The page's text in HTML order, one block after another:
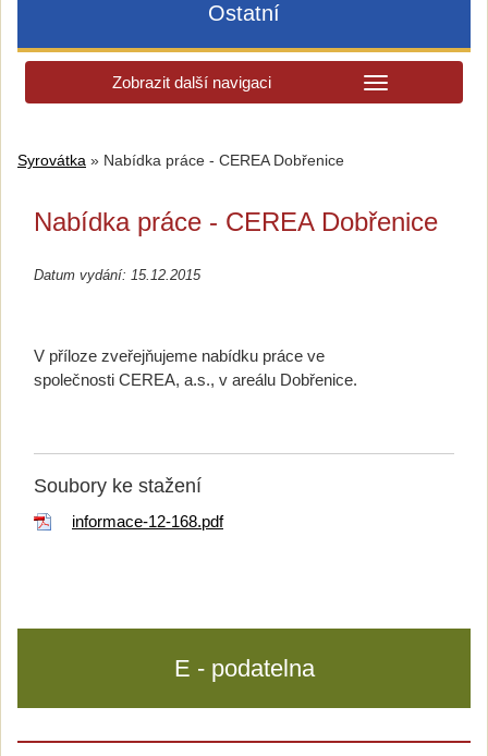
Ostatní
Zobrazit další navigaci
Syrovátka » Nabídka práce - CEREA Dobřenice
Nabídka práce - CEREA Dobřenice
Datum vydání: 15.12.2015
V příloze zveřejňujeme nabídku práce ve
společnosti CEREA, a.s., v areálu Dobřenice.
Soubory ke stažení
informace-12-168.pdf
E - podatelna